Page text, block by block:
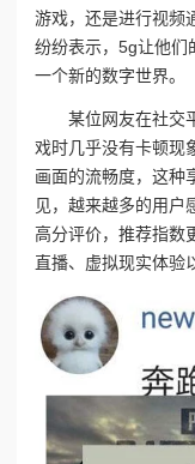
游戏，还是进行视频
纷纷表示，5g让他们
一个新的数字世界。
某位网友在社交平
戏时几乎没有卡顿现
画面的流畅度，这种
见，越来越多的用户
高分评价，推荐指数
直播、虚拟现实体验